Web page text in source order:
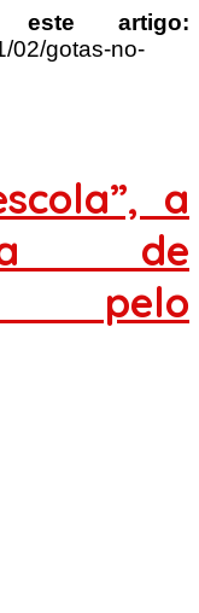
este artigo:
02/gotas-no-
a
de
pelo